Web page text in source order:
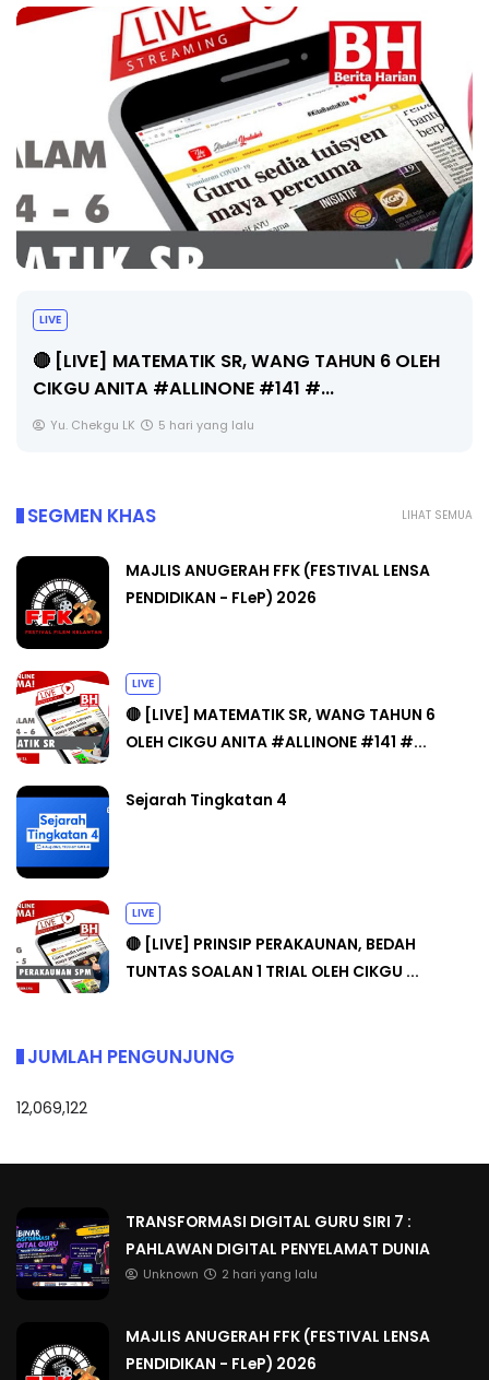
Sejarah Tingkatan 4
Unknown 5 hari yang lalu
LIHAT SEMUA
SEGMEN KHAS
MAJLIS ANUGERAH FFK (FESTIVAL LENSA
PENDIDIKAN - FLeP) 2026
LIVE
🔴 [LIVE] MATEMATIK SR, WANG TAHUN 6
OLEH CIKGU ANITA #ALLINONE #141 #...
Sejarah Tingkatan 4
LIVE
🔴 [LIVE] PRINSIP PERAKAUNAN, BEDAH
TUNTAS SOALAN 1 TRIAL OLEH CIKGU ...
JUMLAH PENGUNJUNG
12,069,122
TRANSFORMASI DIGITAL GURU SIRI 7 :
PAHLAWAN DIGITAL PENYELAMAT DUNIA
Unknown 2 hari yang lalu
MAJLIS ANUGERAH FFK (FESTIVAL LENSA
PENDIDIKAN - FLeP) 2026